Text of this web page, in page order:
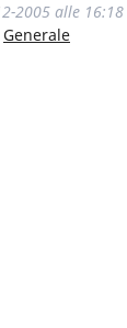
2005 alle 16:18
Generale